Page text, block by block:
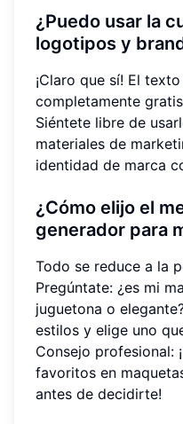
¿Puedo usar la
logotipos y
¡Claro que sí! El
completamente
Siéntete libre de
materiales de
identidad de marca
¿Cómo elijo el
generador para
Todo se reduce a la
Pregúntate: ¿es mi
juguetona o
estilos y elige uno
Consejo profesional:
favoritos en
antes de decidirte!